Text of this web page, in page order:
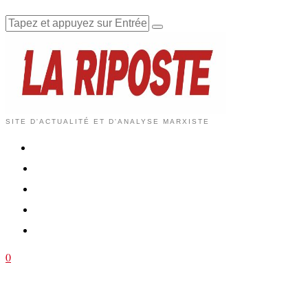
SITE D'ACTUALITÉ ET D'ANALYSE MARXISTE
0